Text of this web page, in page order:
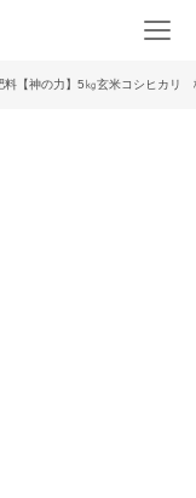
料【神の力】5㎏玄米コシヒカリ